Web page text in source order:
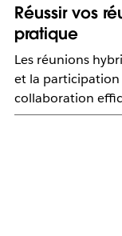
Réussir vos
pratique
Les réunions
et la
collaboration